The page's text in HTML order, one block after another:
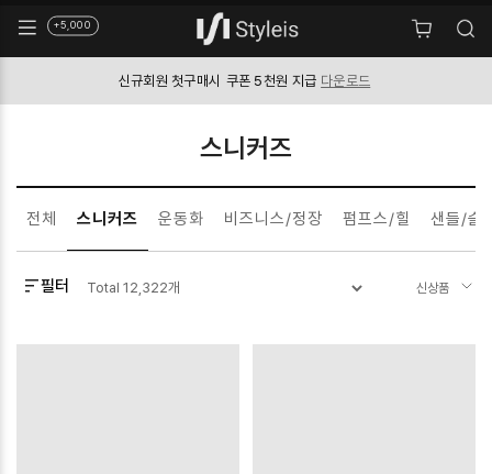
+5,000
신규회원 첫구매시 쿠폰 5천원 지급 다운로드
스니커즈
전체 스니커즈 운동화 비즈니스/정장 펌프스/힐 샌들/슬
필터 Total 12,322개